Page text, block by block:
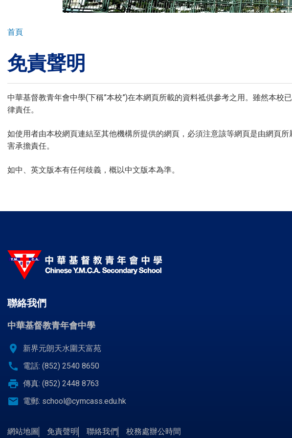
入學申請
學生園地
學生表現
家長資訊
導
連
結
首頁
免責聲明
中華基督教青年會中學(下稱”本校”)在本網頁所載的資料祗供參考之用。雖然本
律責任。
如使用者由本校網頁連結至其他機構所提供的網頁，必須注意該等網頁是由網頁
害承擔責任。
如中、英文版本有任何歧義，概以中文版本為準。
聯絡我們
中華基督教青年會中學
location_on 新界元朗天水圍天富苑
call 電話: (852) 2540 8650
print 傳真: (852) 2448 8763
email 電郵: school@cymcass.edu.hk
網站地圖 免責聲明 聯絡我們 校務處辦公時間